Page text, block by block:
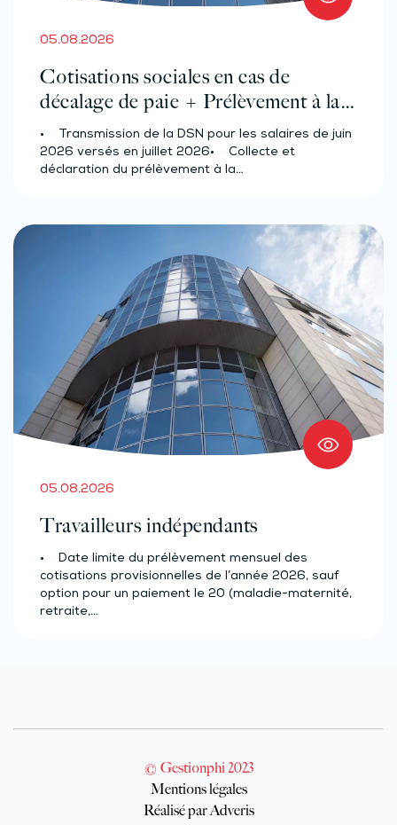
05.08.2026
Cotisations sociales en cas de
décalage de paie + Prélèvement à la
source des salariés et assimilés
(effectif d’au moins 50 salariés)
• Transmission de la DSN pour les salaires de juin
2026 versés en juillet 2026• Collecte et
déclaration du prélèvement à la…
05.08.2026
Travailleurs indépendants
• Date limite du prélèvement mensuel des
cotisations provisionnelles de l’année 2026, sauf
option pour un paiement le 20 (maladie-maternité,
retraite,…
© Gestionphi 2023
Mentions légales
Réalisé par Adveris